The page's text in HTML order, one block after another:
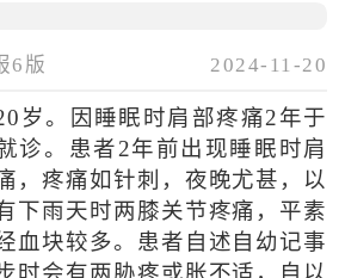
6版 2024-11-20
岁。因睡眠时肩部疼痛2年于
诊。患者2年前出现睡眠时肩
，疼痛如针刺，夜晚尤甚，以
下雨天时两膝关节疼痛，平素
血块较多。患者自述自幼记事